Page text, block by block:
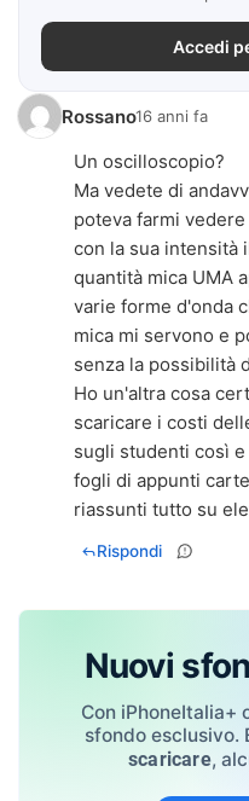
Accedi
Rossano16 anni fa
Un oscilloscopio?
Ma vedete di
poteva farmi
con la sua intensità
quantità mica UMA
varie forme d'onda
mica mi servono e
senza la possibilità
Ho un'altra cosa
scaricare i costi
sugli studenti così
fogli di appunti
riassunti tutto su
Rispondi
Nuovi
Con iPhoneItalia+
sfondo esclusivo.
scaricare,